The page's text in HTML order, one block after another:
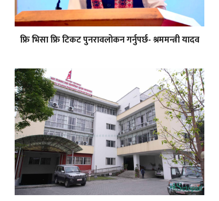
फ्रि भिसा फ्रि टिकट पुनरावलोकन गर्नुपर्छ- श्रममन्त्री यादव